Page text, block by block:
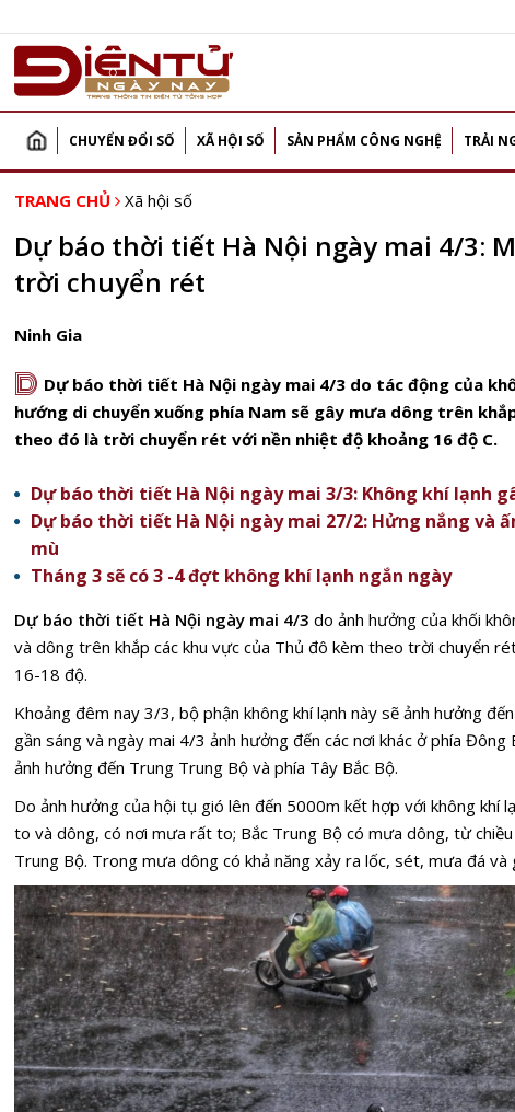
CHUYỂN ĐỔI SỐ XÃ HỘI SỐ SẢN PHẨM CÔNG NGHỆ TRẢI
TRANG CHỦ Xã hội số
Dự báo thời tiết Hà Nội ngày mai 4/3:
trời chuyển rét
Ninh Gia
D Dự báo thời tiết Hà Nội ngày mai 4/3 do tác động của
hướng di chuyển xuống phía Nam sẽ gây mưa dông trên
theo đó là trời chuyển rét với nền nhiệt độ khoảng 16 độ C.
Dự báo thời tiết Hà Nội ngày mai 3/3: Không khí lạnh
Dự báo thời tiết Hà Nội ngày mai 27/2: Hửng nắng và
mù
Tháng 3 sẽ có 3 -4 đợt không khí lạnh ngắn ngày
Dự báo thời tiết Hà Nội ngày mai 4/3 do ảnh hưởng của khối
và dông trên khắp các khu vực của Thủ đô kèm theo trời chuyển
16-18 độ.
Khoảng đêm nay 3/3, bộ phận không khí lạnh này sẽ ảnh hưởng
gần sáng và ngày mai 4/3 ảnh hưởng đến các nơi khác ở phía
ảnh hưởng đến Trung Trung Bộ và phía Tây Bắc Bộ.
Do ảnh hưởng của hội tụ gió lên đến 5000m kết hợp với không khí
to và dông, có nơi mưa rất to; Bắc Trung Bộ có mưa dông, từ
Trung Bộ. Trong mưa dông có khả năng xảy ra lốc, sét, mưa đá và